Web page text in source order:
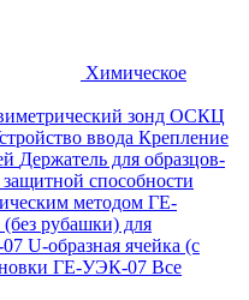
Химическое
зонд ОСКЦ
ввода Крепление
Держатель для образцов-
способности
методом ГЕ-
(без рубашки) для
U-образная ячейка (с
ГЕ-УЭК-07 Все